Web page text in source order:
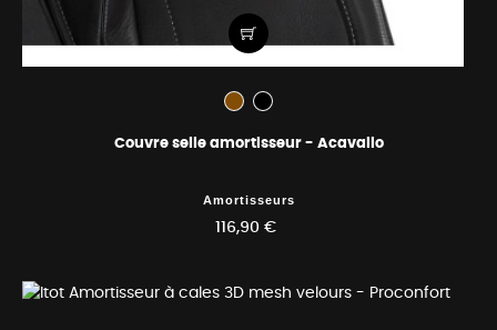
Couvre selle amortisseur - Acavallo
Amortisseurs
116,90 €